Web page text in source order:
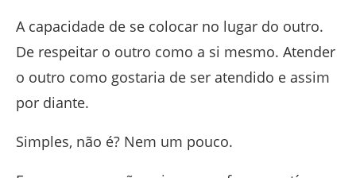
A capacidade de se colocar no lugar do outro.
De respeitar o outro como a si mesmo. Atender
o outro como gostaria de ser atendido e assim
por diante.
Simples, não é? Nem um pouco.